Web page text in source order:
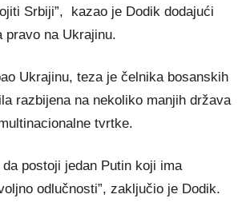
Srbiji”, kazao je Dodik dodajući
pravo na Ukrajinu.
Ukrajinu, teza je čelnika bosanskih
razbijena na nekoliko manjih država
tvrtke.
postoji jedan Putin koji ima
odlučnosti”, zaključio je Dodik.